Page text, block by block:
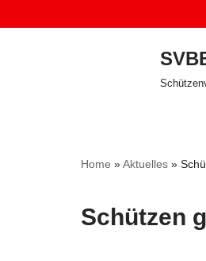
Home »Aktuelles »
Schützen